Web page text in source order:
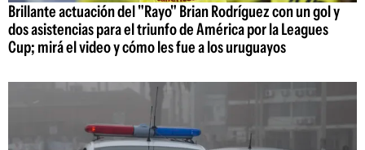
Brillante actuación del "Rayo" Brian Rodríguez con un gol y
dos asistencias para el triunfo de América por la Leagues
Cup; mirá el video y cómo les fue a los uruguayos